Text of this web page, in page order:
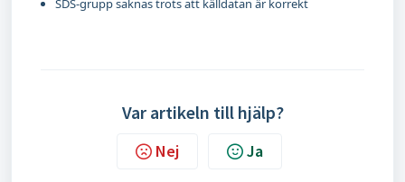
SDS-grupp saknas trots att källdatan är korrekt
Var artikeln till hjälp?
Nej Ja